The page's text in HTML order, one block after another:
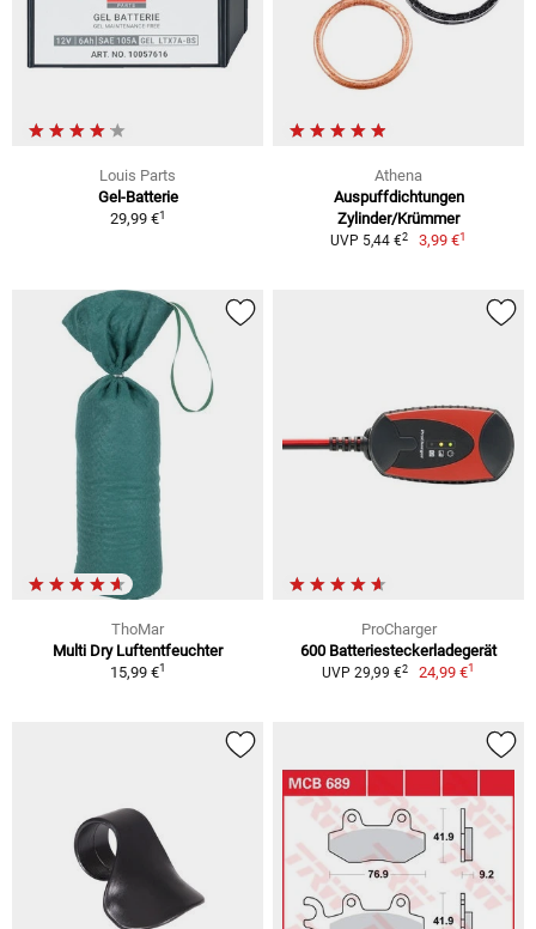
Louis Parts
Gel-Batterie
29,99 €1
Athena
Auspuffdichtungen
Zylinder/Krümmer
UVP 5,44 €2 3,99 €1
ThoMar
Multi Dry Luftentfeuchter
15,99 €1
ProCharger
600 Batteriesteckerladegerät
UVP 29,99 €2 24,99 €1